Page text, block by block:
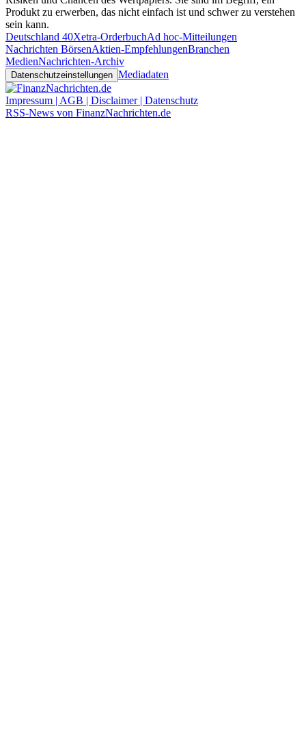
Produkt zu erwerben, das nicht einfach ist und schwer zu verstehen
sein kann.
Deutschland 40Xetra-OrderbuchAd hoc-Mitteilungen
Nachrichten BörsenAktien-EmpfehlungenBranchen
MedienNachrichten-Archiv
Datenschutzeinstellungen Mediadaten
Impressum | AGB | Disclaimer | Datenschutz
RSS-News von FinanzNachrichten.de